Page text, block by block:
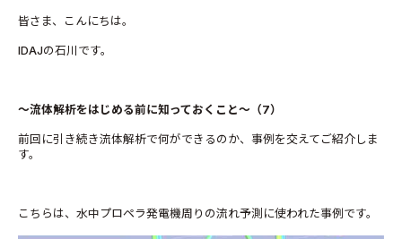
皆さま、こんにちは。
IDAJの石川です。
～流体解析をはじめる前に知っておくこと～（7）
前回に引き続き流体解析で何ができるのか、事例を交えてご紹介しま
す。
こちらは、水中プロペラ発電機周りの流れ予測に使われた事例です。